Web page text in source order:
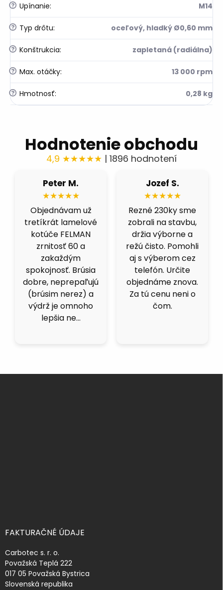
? Upínanie: M14
? Typ drôtu: oceľový, hladký Ø0,60 mm
? Konštrukcia: zapletaná (radiálna)
? Max. otáčky: 13 000 rpm
? Hmotnosť: 0,28 kg
Hodnotenie obchodu
4,9 ★★★★★ | 1896 hodnotení
230ky sme
na stavbu,
výborne a
Pomohli
cez
Určite
znova.
neni o
Fíbre 80 nás
celkom prekvapili.
Brúsime čiernu
ocel a berú fest
dobre, nepália a
nenechávajú
stopu. Čoskoro
objednáme dalšie.
Výborná
kvalita.
viacero
ale
fakt dobrý
125ky
inox idú
FAKTURAČNÉ ÚDAJE
Carbotec s. r. o.
Považská Teplá 222
017 05 Považská Bystrica
Slovenská republika